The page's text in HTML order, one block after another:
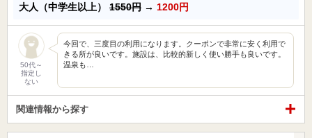
大人（中学生以上） 1550円 → 1200円
50代～
指定し
ない
今回で、三度目の利用になります。クーポンで非常に安く利用で
きる所が良いです。施設は、比較的新しく使い勝手も良いです。
温泉も…
関連情報から探す